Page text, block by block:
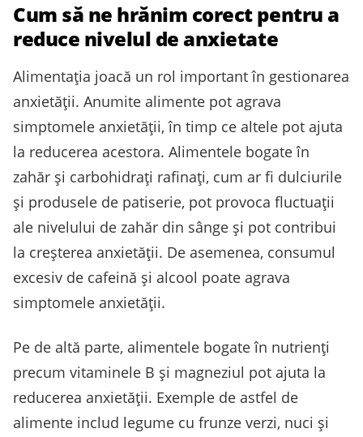
Cum să ne hrănim corect pentru a
reduce nivelul de anxietate
Alimentația joacă un rol important în gestionarea
anxietății. Anumite alimente pot agrava
simptomele anxietății, în timp ce altele pot ajuta
la reducerea acestora. Alimentele bogate în
zahăr și carbohidrați rafinați, cum ar fi dulciurile
și produsele de patiserie, pot provoca fluctuații
ale nivelului de zahăr din sânge și pot contribui
la creșterea anxietății. De asemenea, consumul
excesiv de cafeină și alcool poate agrava
simptomele anxietății.
Pe de altă parte, alimentele bogate în nutrienți
precum vitaminele B și magneziul pot ajuta la
reducerea anxietății. Exemple de astfel de
alimente includ legume cu frunze verzi, nuci și